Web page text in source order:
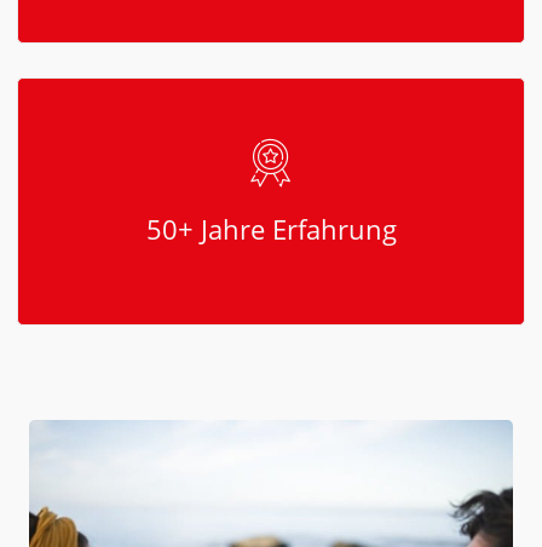
50+ Jahre Erfahrung